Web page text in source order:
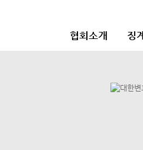
협회소개 징